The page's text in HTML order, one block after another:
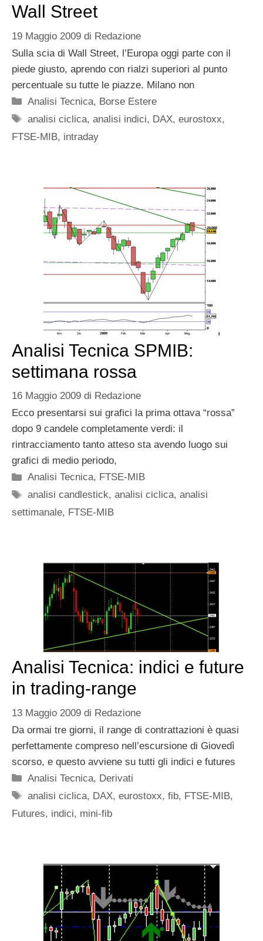
Wall Street
19 Maggio 2009 di Redazione
Sulla scia di Wall Street, l’Europa oggi parte con il
piede giusto, aprendo con rialzi superiori al punto
percentuale su tutte le piazze. Milano non
Categorie
Analisi Tecnica, Borse Estere
Tag
analisi ciclica,analisi indici, DAX,eurostoxx,
FTSE-MIB, intraday
Analisi Tecnica SPMIB:
settimana rossa
16 Maggio 2009 di Redazione
Ecco presentarsi sui grafici la prima ottava “rossa”
dopo 9 candele completamente verdi: il
rintracciamento tanto atteso sta avendo luogo sui
grafici di medio periodo,
Categorie
Analisi Tecnica, FTSE-MIB
Tag
analisi candlestick,analisi ciclica,analisi
settimanale, FTSE-MIB
Analisi Tecnica: indici e future
in trading-range
13 Maggio 2009 di Redazione
Da ormai tre giorni, il range di contrattazioni è quasi
perfettamente compreso nell’escursione di Giovedì
scorso, e questo avviene su tutti gli indici e futures
Categorie
Analisi Tecnica, Derivati
Tag
analisi ciclica, DAX,eurostoxx,fib, FTSE-MIB,
Futures, indici, mini-fib